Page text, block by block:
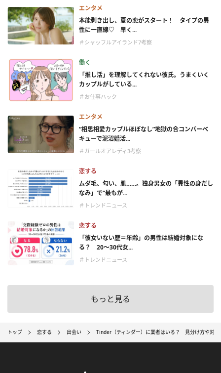
エンタメ
本能剥き出し、夏の恋がスタート！ タイプの異
性に一直線♡ 早く...
＃シャッフルアイランド7考察
働く
「推し活」を理解してくれない彼氏。うまくいく
カップルがしている...
＃お仕事ハック
エンタメ
“相思相愛カップルほぼなし”地獄の合コンバーベ
キューで泥沼婚活...
＃ガールオアレディ3考察
恋する
ムダ毛、匂い、肌……。独身男女の「異性の身だし
なみ」で“最もが...
＃トレンドニュース
恋する
「彼女いない歴＝年齢」の男性は結婚対象にな
る？ 20〜30代女...
＃トレンドニュース
もっと見る
トップ 恋する 出会い Tinder（ティンダー）に業者はいる？ 見分け方や対策